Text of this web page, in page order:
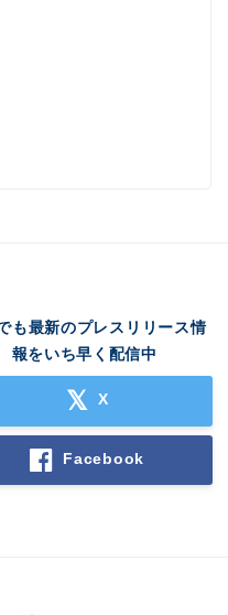
も最新のプレスリリース情
報をいち早く配信中
X
Facebook